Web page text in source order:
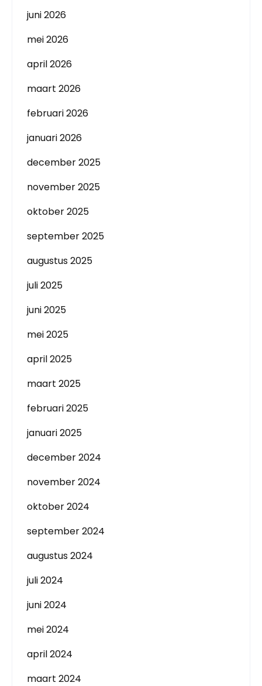
juni 2026
mei 2026
april 2026
maart 2026
februari 2026
januari 2026
december 2025
november 2025
oktober 2025
september 2025
augustus 2025
juli 2025
juni 2025
mei 2025
april 2025
maart 2025
februari 2025
januari 2025
december 2024
november 2024
oktober 2024
september 2024
augustus 2024
juli 2024
juni 2024
mei 2024
april 2024
maart 2024